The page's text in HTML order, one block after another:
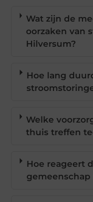
Wat zijn de
oorzaken van
Hilversum?
Hoe lang
Welke
thuis treffen
Hoe reageert